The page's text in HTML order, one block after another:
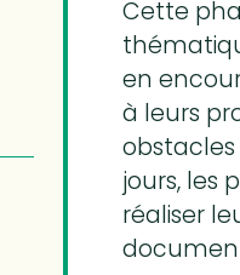
Cette
en
à leurs
obstacles
jours, les
réaliser